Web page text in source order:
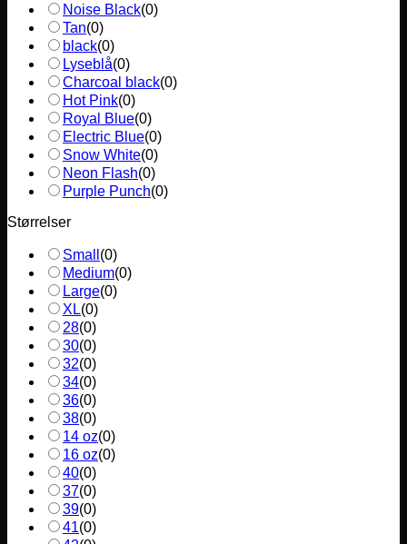
Noise Black(0)
Tan(0)
black(0)
Lyseblå(0)
Charcoal black(0)
Hot Pink(0)
Royal Blue(0)
Electric Blue(0)
Snow White(0)
Neon Flash(0)
Purple Punch(0)
Størrelser
Small (0)
Medium(0)
Large(0)
XL(0)
28(0)
30(0)
32(0)
34(0)
36(0)
38(0)
14 oz(0)
16 oz(0)
40(0)
37(0)
39(0)
41(0)